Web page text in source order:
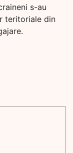
s-au
teritoriale din